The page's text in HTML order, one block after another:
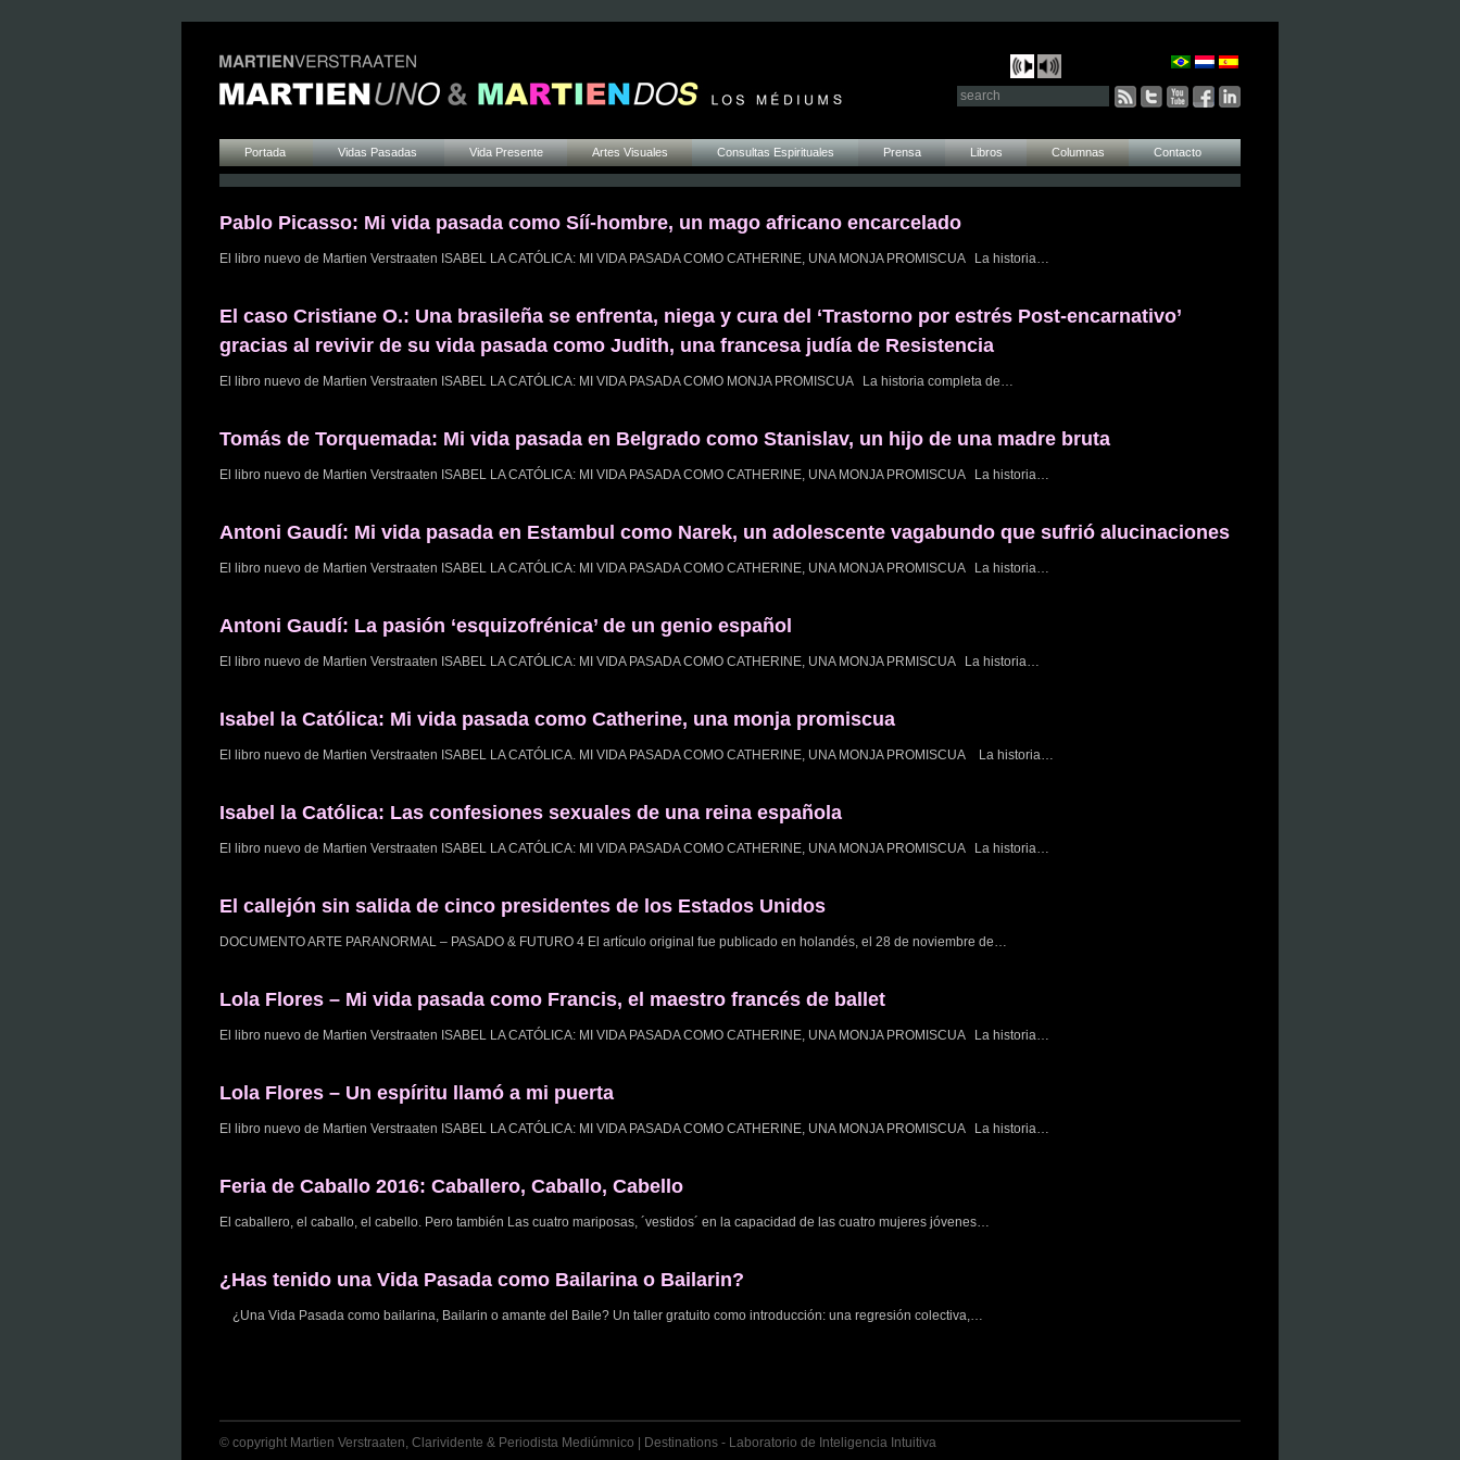
Portada Vidas Pasadas Vida Presente Artes Visuales Consultas Espirituales Prensa Libros Columnas Contacto
Pablo Picasso: Mi vida pasada como Síí-hombre, un mago africano encarcelado
El libro nuevo de Martien Verstraaten ISABEL LA CATÓLICA: MI VIDA PASADA COMO CATHERINE, UNA MONJA PROMISCUA La historia…
El caso Cristiane O.: Una brasileña se enfrenta, niega y cura del ‘Trastorno por estrés Post-encarnativo’
gracias al revivir de su vida pasada como Judith, una francesa judía de Resistencia
El libro nuevo de Martien Verstraaten ISABEL LA CATÓLICA: MI VIDA PASADA COMO MONJA PROMISCUA La historia completa de…
Tomás de Torquemada: Mi vida pasada en Belgrado como Stanislav, un hijo de una madre bruta
El libro nuevo de Martien Verstraaten ISABEL LA CATÓLICA: MI VIDA PASADA COMO CATHERINE, UNA MONJA PROMISCUA La historia…
Antoni Gaudí: Mi vida pasada en Estambul como Narek, un adolescente vagabundo que sufrió alucinaciones
El libro nuevo de Martien Verstraaten ISABEL LA CATÓLICA: MI VIDA PASADA COMO CATHERINE, UNA MONJA PROMISCUA La historia…
Antoni Gaudí: La pasión ‘esquizofrénica’ de un genio español
El libro nuevo de Martien Verstraaten ISABEL LA CATÓLICA: MI VIDA PASADA COMO CATHERINE, UNA MONJA PRMISCUA La historia…
Isabel la Católica: Mi vida pasada como Catherine, una monja promiscua
El libro nuevo de Martien Verstraaten ISABEL LA CATÓLICA. MI VIDA PASADA COMO CATHERINE, UNA MONJA PROMISCUA La historia…
Isabel la Católica: Las confesiones sexuales de una reina española
El libro nuevo de Martien Verstraaten ISABEL LA CATÓLICA: MI VIDA PASADA COMO CATHERINE, UNA MONJA PROMISCUA La historia…
El callejón sin salida de cinco presidentes de los Estados Unidos
DOCUMENTO ARTE PARANORMAL – PASADO & FUTURO 4 El artículo original fue publicado en holandés, el 28 de noviembre de…
Lola Flores – Mi vida pasada como Francis, el maestro francés de ballet
El libro nuevo de Martien Verstraaten ISABEL LA CATÓLICA: MI VIDA PASADA COMO CATHERINE, UNA MONJA PROMISCUA La historia…
Lola Flores – Un espíritu llamó a mi puerta
El libro nuevo de Martien Verstraaten ISABEL LA CATÓLICA: MI VIDA PASADA COMO CATHERINE, UNA MONJA PROMISCUA La historia…
Feria de Caballo 2016: Caballero, Caballo, Cabello
El caballero, el caballo, el cabello. Pero también Las cuatro mariposas, ´vestidos´ en la capacidad de las cuatro mujeres jóvenes…
¿Has tenido una Vida Pasada como Bailarina o Bailarin?
¿Una Vida Pasada como bailarina, Bailarin o amante del Baile? Un taller gratuito como introducción: una regresión colectiva,…
© copyright Martien Verstraaten, Clarividente & Periodista Mediúmnico | Destinations - Laboratorio de Inteligencia Intuitiva